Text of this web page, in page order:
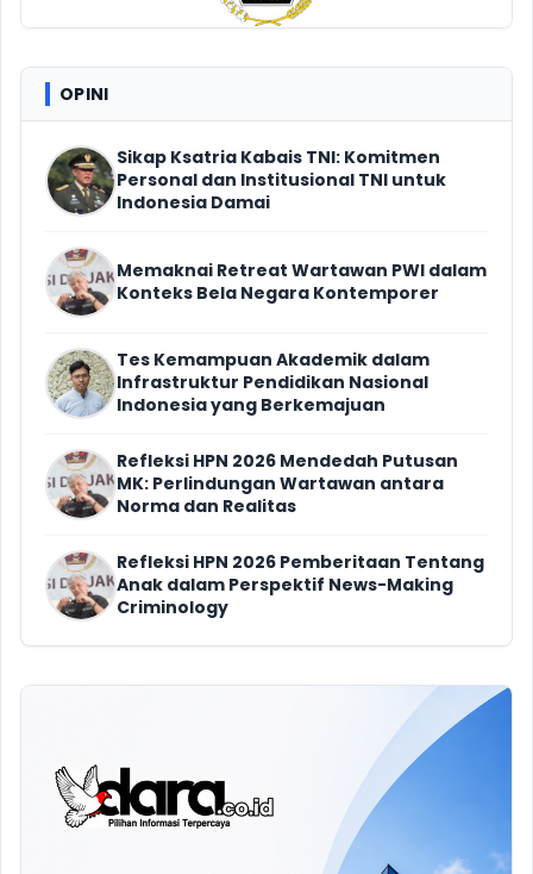
OPINI
Sikap Ksatria Kabais TNI: Komitmen
Personal dan Institusional TNI untuk
Indonesia Damai
Memaknai Retreat Wartawan PWI dalam
Konteks Bela Negara Kontemporer
Tes Kemampuan Akademik dalam
Infrastruktur Pendidikan Nasional
Indonesia yang Berkemajuan
Refleksi HPN 2026 Mendedah Putusan
MK: Perlindungan Wartawan antara
Norma dan Realitas
Refleksi HPN 2026 Pemberitaan Tentang
Anak dalam Perspektif News-Making
Criminology